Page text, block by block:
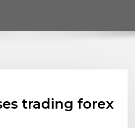
trading forex